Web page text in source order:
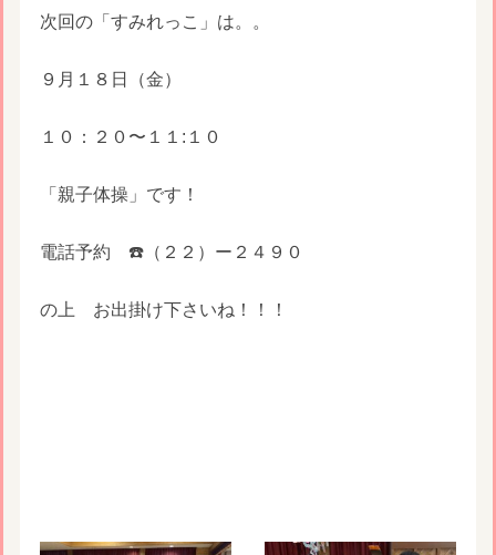
次回の「すみれっこ」は。。
９月１８日（金）
１０：２０〜１１:１０
「親子体操」です！
電話予約 ☎️（２２）ー２４９０
の上 お出掛け下さいね！！！